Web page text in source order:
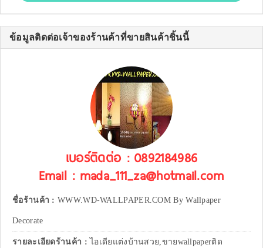
ข้อมูลติดต่อเจ้าของร้านค้าที่ขายสินค้าชิ้นนี้
เบอร์ติดต่อ : 0892184986
Email : mada_111_za@hotmail.com
ชื่อร้านค้า : WWW.WD-WALLPAPER.COM By Wallpaper
Decorate
รายละเอียดร้านค้า :ไอเดียแต่งบ้านสวย,ขายwallpaperติด